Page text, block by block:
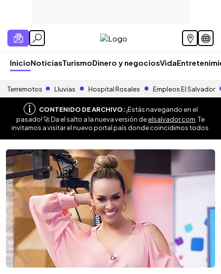
InicioNoticiasTurismoDinero y negociosVida
Terremotos Lluvias Hospital Rosales Empleos El Salvador
CONTENIDO DE ARCHIVO:¡Estás navegando en el
pasado! 🚀 Da el salto a la nueva versión deelsalvador.com . Te
invitamos a visitar el nuevo portal país donde coincidimos todos.